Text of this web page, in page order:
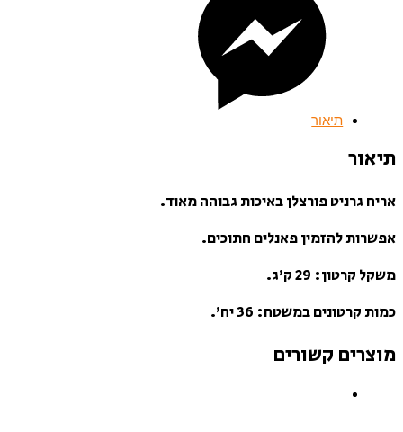
תיאור
תיאור
אריח גרניט פורצלן באיכות גבוהה מאוד.
אפשרות להזמין פאנלים חתוכים.
משקל קרטון: 29 ק’ג.
כמות קרטונים במשטח: 36 יח’.
מוצרים קשורים